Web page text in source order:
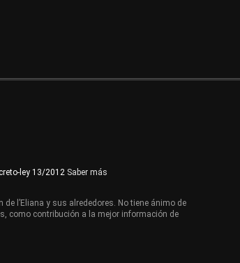
ley 13/2012 Saber más
l’Eliana y sus alrededores. No tiene ánimo de
como contribución a la mejor información de